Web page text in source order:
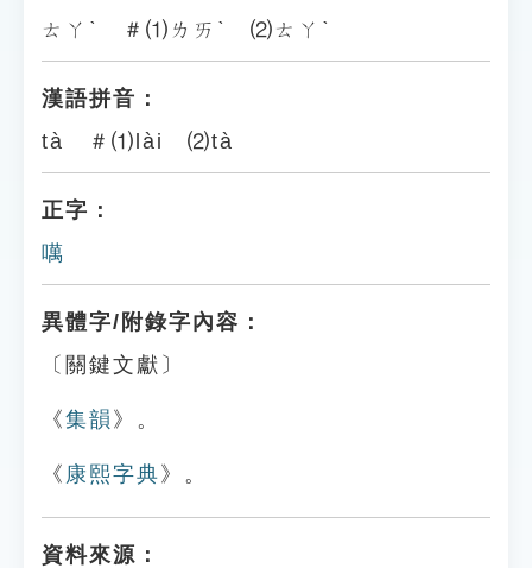
ㄊㄚˋ ＃⑴ㄌㄞˋ ⑵ㄊㄚˋ
漢語拼音：
tà ＃⑴lài ⑵tà
正字：
噧
異體字/附錄字內容：
〔關鍵文獻〕
《集韻 》。
《 康熙字典 》。
資料來源：